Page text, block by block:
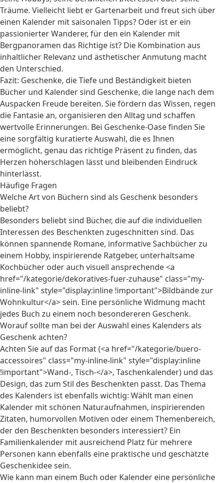
Träume. Vielleicht liebt er Gartenarbeit und freut sich über
einen Kalender mit saisonalen Tipps? Oder ist er ein
passionierter Wanderer, für den ein Kalender mit
Bergpanoramen das Richtige ist? Die Kombination aus
inhaltlicher Relevanz und ästhetischer Anmutung macht
den Unterschied.
Fazit: Geschenke, die Tiefe und Beständigkeit bieten
Bücher und Kalender sind Geschenke, die lange nach dem
Auspacken Freude bereiten. Sie fördern das Wissen, regen
die Fantasie an, organisieren den Alltag und schaffen
wertvolle Erinnerungen. Bei Geschenke-Oase finden Sie
eine sorgfältig kuratierte Auswahl, die es Ihnen
ermöglicht, genau das richtige Präsent zu finden, das
Herzen höherschlagen lässt und bleibenden Eindruck
hinterlässt.
Häufige Fragen
Welche Art von Büchern sind als Geschenk besonders
beliebt?
Besonders beliebt sind Bücher, die auf die individuellen
Interessen des Beschenkten zugeschnitten sind. Das
können spannende Romane, informative Sachbücher zu
einem Hobby, inspirierende Ratgeber, unterhaltsame
Kochbücher oder auch visuell ansprechende <a
href="/kategorie/dekoratives-fuer-zuhause" class="my-
inline-link" style="display:inline !important">Bildbände zur
Wohnkultur</a> sein. Eine persönliche Widmung macht
jedes Buch zu einem noch besondereren Geschenk.
Worauf sollte man bei der Auswahl eines Kalenders als
Geschenk achten?
Achten Sie auf das Format (<a href="/kategorie/buero-
accessoires" class="my-inline-link" style="display:inline
!important">Wand-, Tisch-</a>, Taschenkalender) und das
Design, das zum Stil des Beschenkten passt. Das Thema
des Kalenders ist ebenfalls wichtig: Wählt man einen
Kalender mit schönen Naturaufnahmen, inspirierenden
Zitaten, humorvollen Motiven oder einem Themenbereich,
der den Beschenkten besonders interessiert? Ein
Familienkalender mit ausreichend Platz für mehrere
Personen kann ebenfalls eine praktische und geschätzte
Geschenkidee sein.
Wie kann man einem Buch oder Kalender eine persönliche